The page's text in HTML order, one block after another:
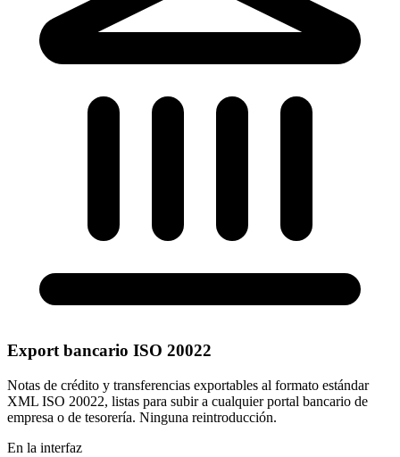
Export bancario ISO 20022
Notas de crédito y transferencias exportables al formato estándar
XML ISO 20022, listas para subir a cualquier portal bancario de
empresa o de tesorería. Ninguna reintroducción.
En la interfaz